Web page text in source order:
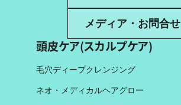
メディア・お問合せ
頭皮ケア(スカルプケア)
毛穴ディープクレンジング
ネオ・メディカルヘアグロー